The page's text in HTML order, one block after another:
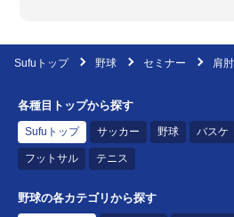
Sufuトップ 野球 セミナー 肩
各種目トップから探す
Sufuトップ サッカー 野球 バスケ
フットサル テニス
野球の各カテゴリから探す